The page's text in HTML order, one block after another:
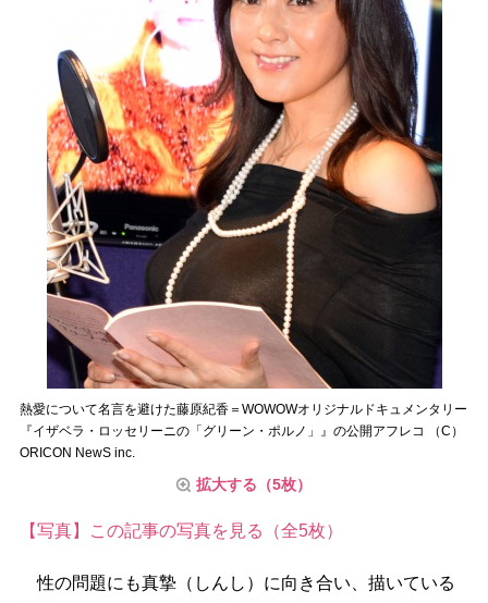
熱愛について名言を避けた藤原紀香＝WOWOWオリジナルドキュメンタリー
『イザベラ・ロッセリーニの「グリーン・ポルノ」』の公開アフレコ （C）
ORICON NewS inc.
拡大する（5枚）
【写真】この記事の写真を見る（全5枚）
性の問題にも真摯（しんし）に向き合い、描いている